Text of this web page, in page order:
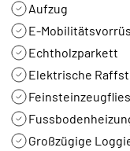
Aufzug
E-
Echtholzparkett
Elektrische
Großzügige